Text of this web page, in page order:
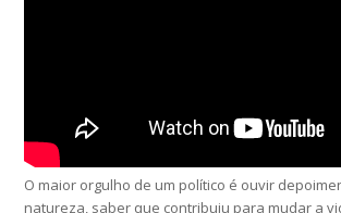
O maior orgulho de um político é ouvir
natureza, saber que contribuiu para mudar a